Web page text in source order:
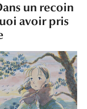
un recoin
avoir pris